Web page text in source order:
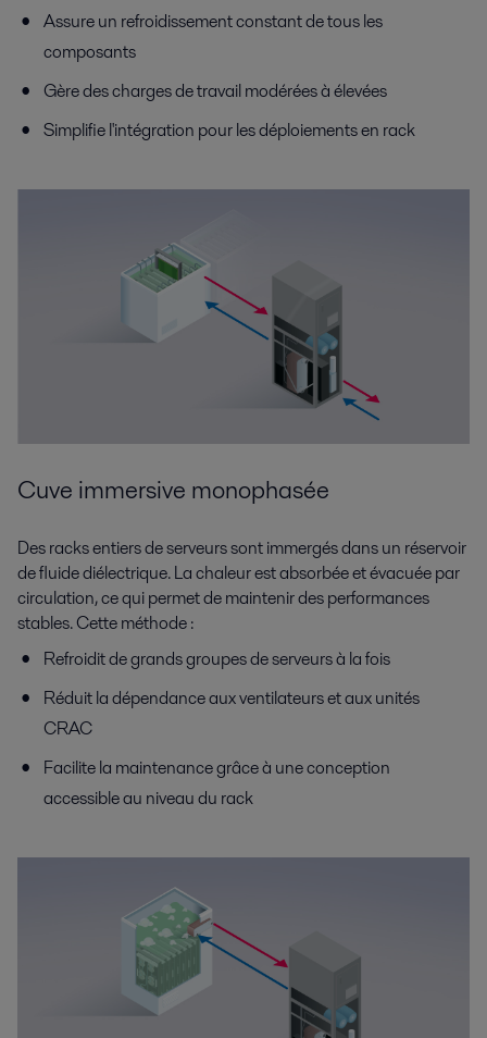
Assure un refroidissement constant de tous les
composants
Gère des charges de travail modérées à élevées
Simplifie l'intégration pour les déploiements en rack
Cuve immersive monophasée
Des racks entiers de serveurs sont immergés dans un réservoir
de fluide diélectrique. La chaleur est absorbée et évacuée par
circulation, ce qui permet de maintenir des performances
stables. Cette méthode :
Refroidit de grands groupes de serveurs à la fois
Réduit la dépendance aux ventilateurs et aux unités
CRAC
Facilite la maintenance grâce à une conception
accessible au niveau du rack